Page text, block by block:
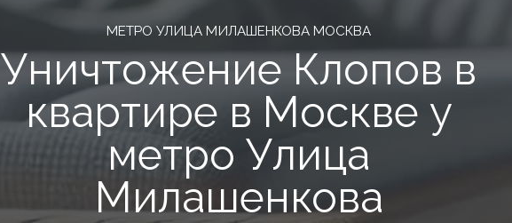
МЕТРО УЛИЦА МИЛАШЕНКОВА МОСКВА
Уничтожение Клопов в
квартире в Москве у
метро Улица
Милашенкова